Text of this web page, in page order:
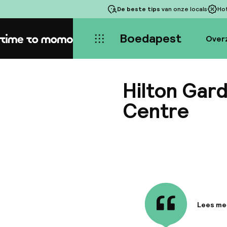
De beste tips van onze locals
Home Boedapest
Hilton
Centre
Lees